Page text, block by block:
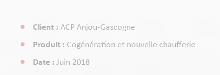
Client : ACP Anjou-Gascogne
Produit : Cogénération et nouvelle chaufferie
Date : Juin 2018